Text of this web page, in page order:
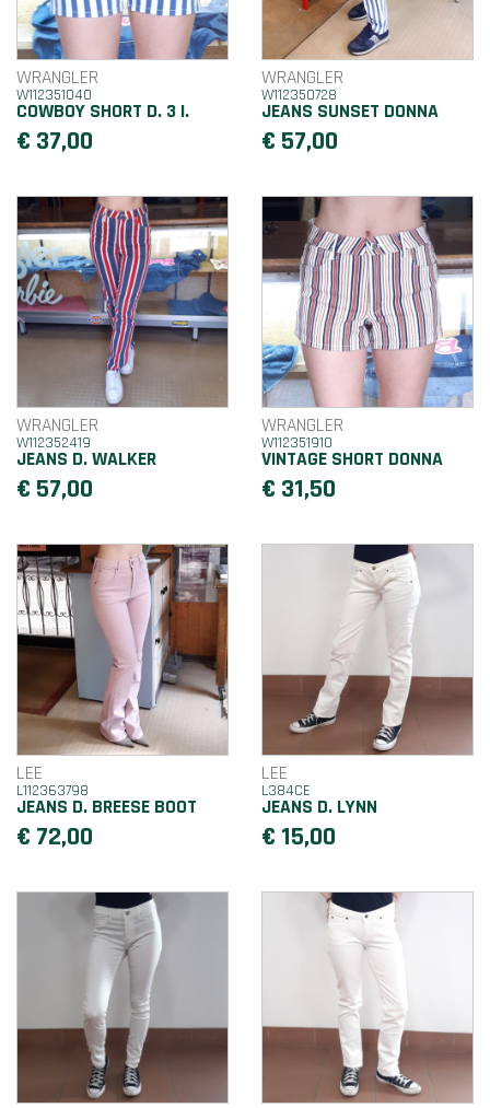
WRANGLER
W112351040
COWBOY SHORT D. 3 I.
€ 37,00
WRANGLER
W112350728
JEANS SUNSET DONNA
€ 57,00
WRANGLER
W112352419
JEANS D. WALKER
€ 57,00
WRANGLER
W112351910
VINTAGE SHORT DONNA
€ 31,50
LEE
L112363798
JEANS D. BREESE BOOT
€ 72,00
LEE
L384CE
JEANS D. LYNN
€ 15,00